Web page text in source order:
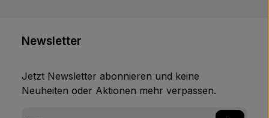
Newsletter
Jetzt Newsletter abonnieren und keine
Neuheiten oder Aktionen mehr verpassen.